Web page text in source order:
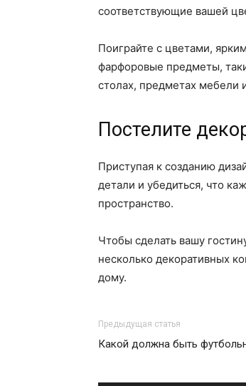
соответствующие вашей
Поиграйте с цветами,
фарфоровые предметы,
столах, предметах мебели
Постелите
Приступая к созданию
детали и убедиться, что
пространство.
Чтобы сделать вашу
несколько декоративных
дому.
Предыдущая статья
Какой должна быть